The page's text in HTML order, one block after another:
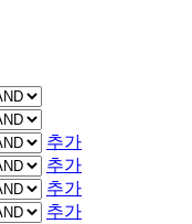
추가
추가
추가
추가